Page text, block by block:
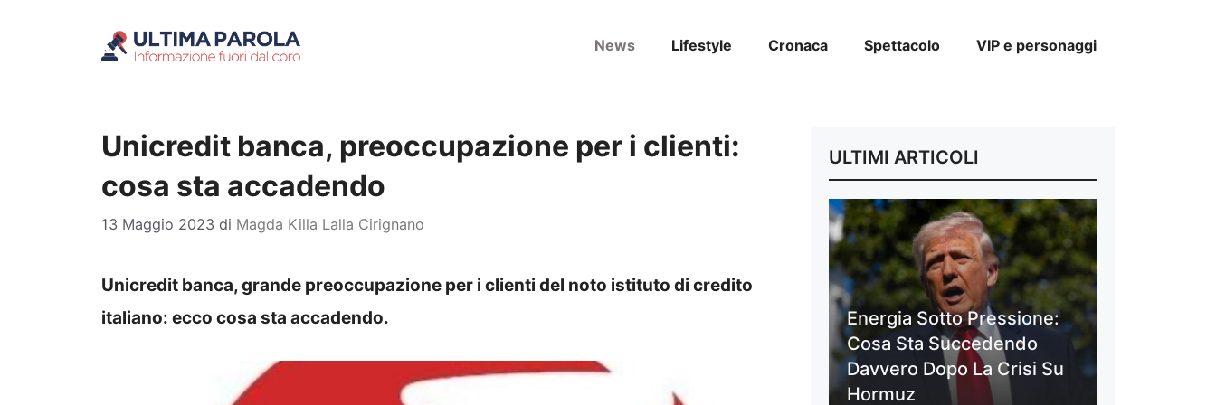
News Lifestyle Cronaca Spettacolo VIP e personaggi
Unicredit banca, preoccupazione per i clienti:
cosa sta accadendo
13 Maggio 2023 di Magda Killa Lalla Cirignano
Unicredit banca, grande preoccupazione per i clienti del noto istituto di credito
italiano: ecco cosa sta accadendo.
ULTIMI ARTICOLI
Energia Sotto Pressione:
Cosa Sta Succedendo
Davvero Dopo La Crisi Su
Hormuz